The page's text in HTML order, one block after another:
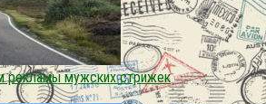
рекламы мужских стрижек